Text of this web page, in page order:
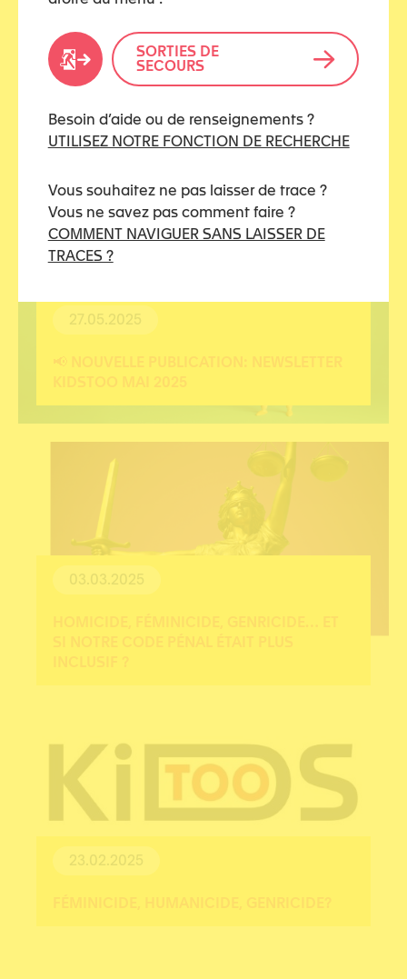
SORTIES DE
SECOURS
Besoin d’aide ou de renseignements ?
UTILISEZ NOTRE FONCTION DE RECHERCHE
Vous souhaitez ne pas laisser de trace ?
Vous ne savez pas comment faire ?
COMMENT NAVIGUER SANS LAISSER DE
TRACES ?
23.07.2025
𝗡𝗲𝘄𝘀𝗹𝗲𝘁𝘁𝗲𝗿 𝗞𝗶𝗱𝘀𝗧𝗼𝗼 – 𝗝𝘂𝗶𝗹𝗹𝗲𝘁 𝟮𝟬𝟮𝟱
27.05.2025
03.03.2025
23.02.2025